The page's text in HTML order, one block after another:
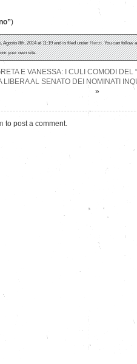
)
8th, 2014 at 11:19 and is filed underRenzi. You can follow
your own site.
E VANESSA: I CULI COMODI DEL
LIBERA AL SENATO DEI NOMINATI
»
to post a comment.